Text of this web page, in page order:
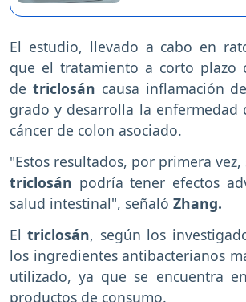
El estudio, llevado a cabo en
que el tratamiento a corto plazo
de triclosán causa inflamación
grado y desarrolla la enfermedad
cáncer de colon asociado.
"Estos resultados, por primera
triclosán podría tener efectos
salud intestinal", señaló Zhang.
Eltriclosán, según los
los ingredientes antibacterianos
utilizado, ya que se encuentra
productos de consumo.